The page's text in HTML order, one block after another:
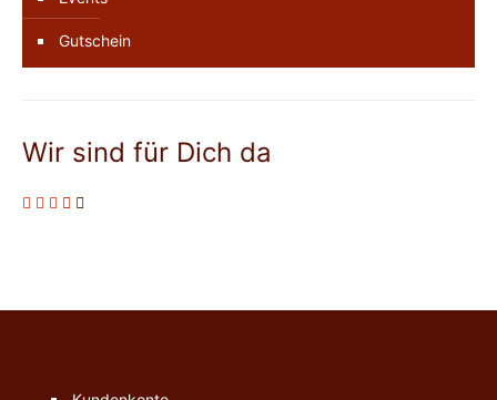
Gutschein
Wir sind für Dich da